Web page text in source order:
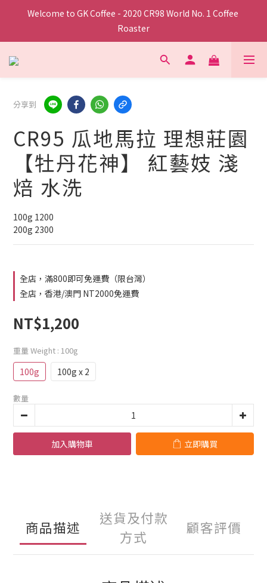
Welcome to GK Coffee - 2020 CR98 World No. 1 Coffee
Roaster
分享到
CR95 瓜地馬拉 理想莊園
【牡丹花神】 紅藝妓 淺
焙 水洗
100g 1200
200g 2300
全店，滿800即可免運費（限台灣）
全店，香港/澳門 NT2000免運費
NT$1,200
重量 Weight : 100g
100g 100g x 2
數量
加入購物車 立即購買
商品描述
送貨及付款
方式
顧客評價